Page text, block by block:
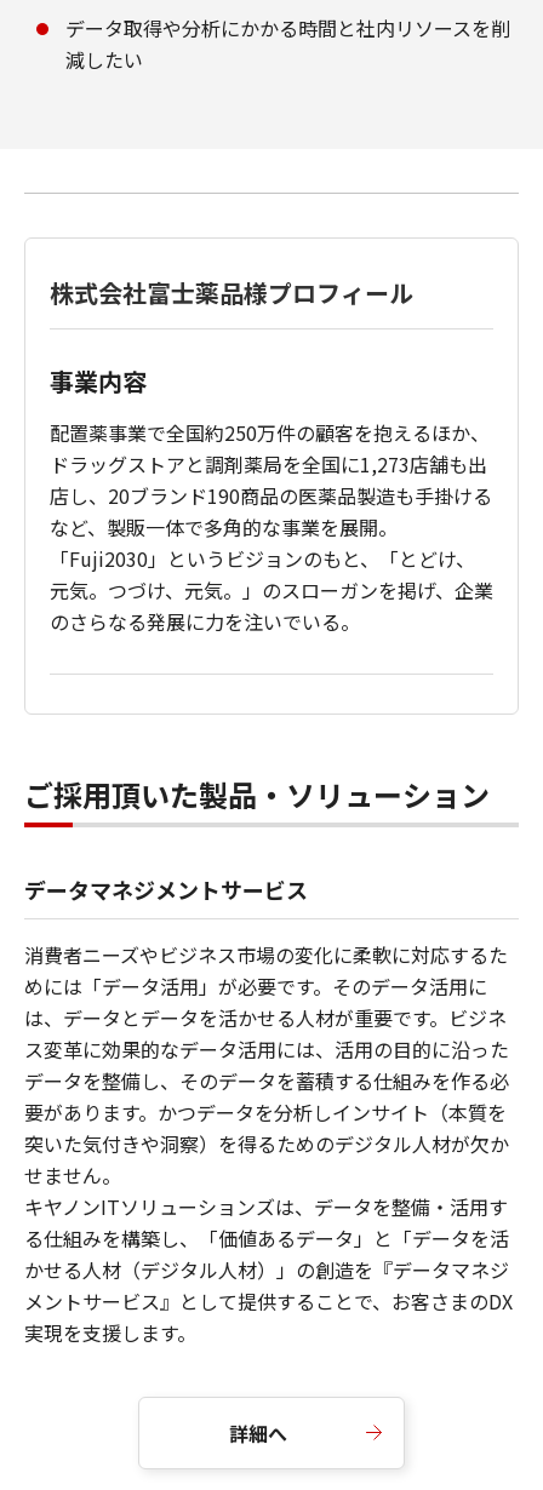
データ取得や分析にかかる時間と社内リソースを削
減したい
株式会社富士薬品様プロフィール
事業内容
配置薬事業で全国約250万件の顧客を抱えるほか、
ドラッグストアと調剤薬局を全国に1,273店舗も出
店し、20ブランド190商品の医薬品製造も手掛ける
など、製販一体で多角的な事業を展開。
「Fuji2030」というビジョンのもと、「とどけ、
元気。つづけ、元気。」のスローガンを掲げ、企業
のさらなる発展に力を注いでいる。
ご採用頂いた製品・ソリューション
データマネジメントサービス
消費者ニーズやビジネス市場の変化に柔軟に対応するた
めには「データ活用」が必要です。そのデータ活用に
は、データとデータを活かせる人材が重要です。ビジネ
ス変革に効果的なデータ活用には、活用の目的に沿った
データを整備し、そのデータを蓄積する仕組みを作る必
要があります。かつデータを分析しインサイト（本質を
突いた気付きや洞察）を得るためのデジタル人材が欠か
せません。
キヤノンITソリューションズは、データを整備・活用す
る仕組みを構築し、「価値あるデータ」と「データを活
かせる人材（デジタル人材）」の創造を『データマネジ
メントサービス』として提供することで、お客さまのDX
実現を支援します。
詳細へ